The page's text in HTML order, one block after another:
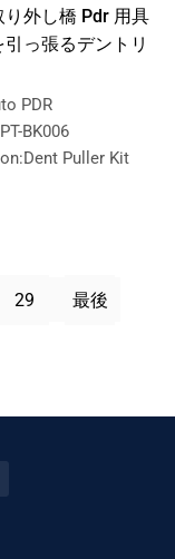
り外し橋 Pdr 用具
っ張るデントリ
PDR
BK006
Puller Kit
29 最後